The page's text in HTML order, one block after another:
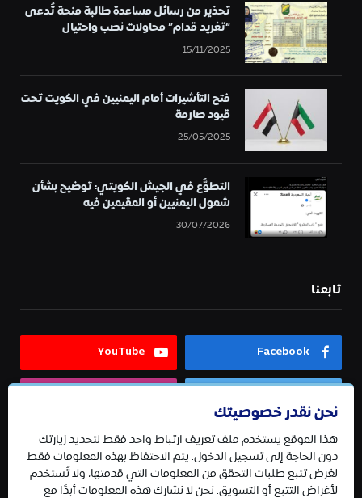
تحذير من رسائل مساعدة طالبة منحة تُدعى
“تغريد قدام” محاولات نصب واحتيال
15/11/2025
فتح التأشيرات أمام اليمنيين في الكويت تحت
قيود صارمة
25/05/2025
التطوُّع في الجيش الكويتي: توضيح بشأن
شمول اليمنيين أو المقيمين فيه
30/07/2026
تابعنا
Facebook
YouTube
Telegram
نحن نقدر خصوصيتك
هذا الموقع يستخدم ملف تعريف ارتباط واحد فقط لتحديد زيارتك
دون الحاجة إلى تسجيل الدخول. يتم الاحتفاظ بهذه المعلومات فقط
لغرض تتبع طلبات التحقق من المعلومات التي قدمتها، ولا تُستخدم
لأغراض التتبع أو التسويق. نحن لا نشارك هذه المعلومات أبدًا مع